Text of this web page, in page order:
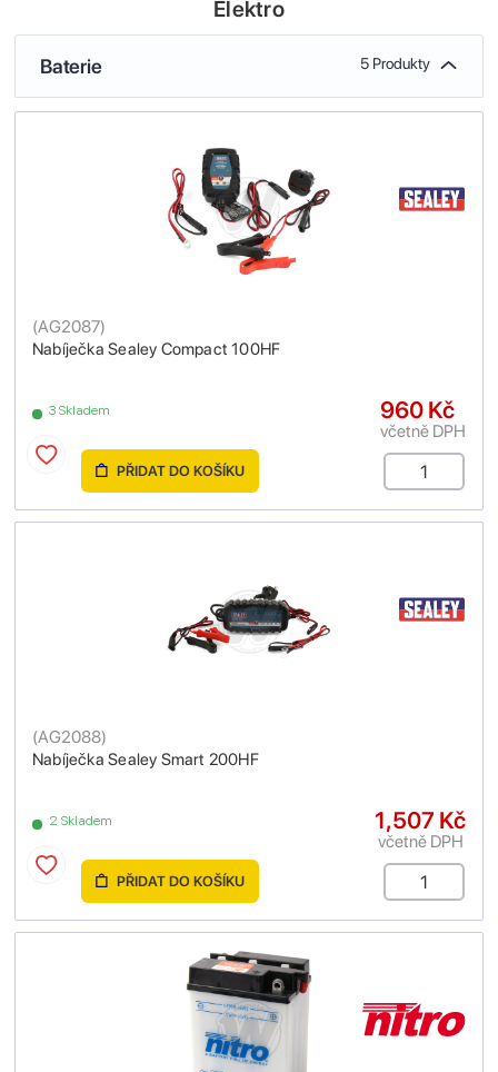
Elektro
Baterie 5 Produkty
Nabíječka Sealey Compact 100HF
(AG2087)
3 Skladem 960 Kč
včetně DPH
PŘIDAT DO KOŠÍKU
Nabíječka Sealey Smart 200HF
(AG2088)
2 Skladem 1,507 Kč
včetně DPH
PŘIDAT DO KOŠÍKU